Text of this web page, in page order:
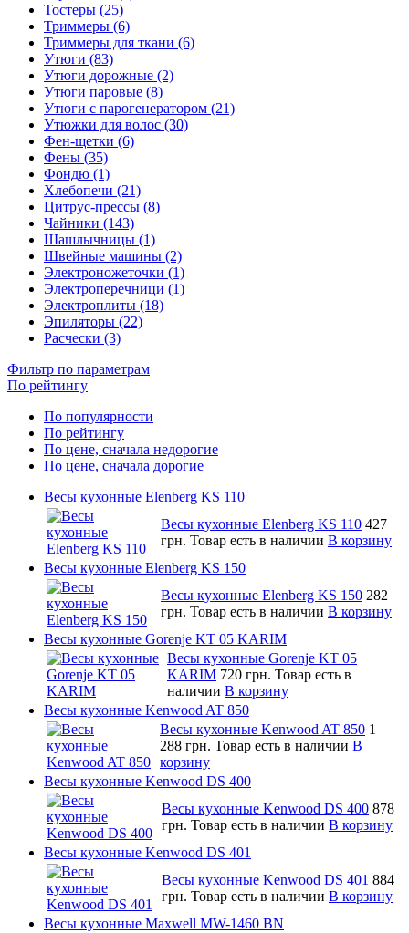
Тостеры (25)
Триммеры (6)
Триммеры для ткани (6)
Утюги (83)
Утюги дорожные (2)
Утюги паровые (8)
Утюги с парогенератором (21)
Утюжки для волос (30)
Фен-щетки (6)
Фены (35)
Фондю (1)
Хлебопечи (21)
Цитрус-прессы (8)
Чайники (143)
Шашлычницы (1)
Швейные машины (2)
Электроножеточки (1)
Электроперечници (1)
Электроплиты (18)
Эпиляторы (22)
Расчески (3)
Фильтр по параметрам
По рейтингу
По популярности
По рейтингу
По цене, сначала недорогие
По цене, сначала дорогие
Весы кухонные Elenberg KS 110
Весы кухонные Elenberg KS 110 427
грн. Товар есть в наличии В корзину
Весы кухонные Elenberg KS 150
Весы кухонные Elenberg KS 150 282
грн. Товар есть в наличии В корзину
Весы кухонные Gorenje KT 05 KARIM
Весы кухонные Gorenje KT 05
KARIM 720 грн. Товар есть в
наличии В корзину
Весы кухонные Kenwood AT 850
Весы кухонные Kenwood AT 850 1
288 грн. Товар есть в наличии В
корзину
Весы кухонные Kenwood DS 400
Весы кухонные Kenwood DS 400 878
грн. Товар есть в наличии В корзину
Весы кухонные Kenwood DS 401
Весы кухонные Kenwood DS 401 884
грн. Товар есть в наличии В корзину
Весы кухонные Maxwell MW-1460 BN